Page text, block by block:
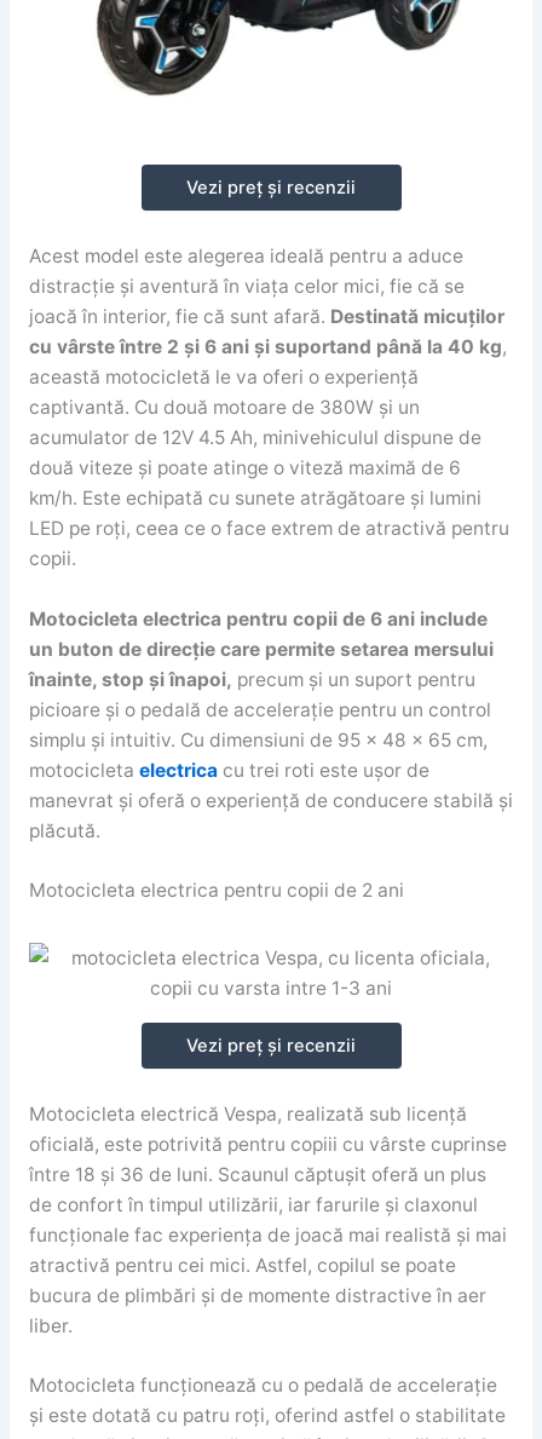
Vezi preț și recenzii
Acest model este alegerea ideală pentru a aduce
distracție și aventură în viața celor mici, fie că se
joacă în interior, fie că sunt afară. Destinată micuților
cu vârste între 2 și 6 ani și suportand până la 40 kg,
această motocicletă le va oferi o experiență
captivantă. Cu două motoare de 380W și un
acumulator de 12V 4.5 Ah, minivehiculul dispune de
două viteze și poate atinge o viteză maximă de 6
km/h. Este echipată cu sunete atrăgătoare și lumini
LED pe roți, ceea ce o face extrem de atractivă pentru
copii.
Motocicleta electrica pentru copii de 6 ani include
un buton de direcție care permite setarea mersului
înainte, stop și înapoi, precum și un suport pentru
picioare și o pedală de accelerație pentru un control
simplu și intuitiv. Cu dimensiuni de 95 x 48 x 65 cm,
motocicleta electricacu trei roti este ușor de
manevrat și oferă o experiență de conducere stabilă și
plăcută.
Motocicleta electrica pentru copii de 2 ani
Vezi preț și recenzii
Motocicleta electrică Vespa, realizată sub licență
oficială, este potrivită pentru copiii cu vârste cuprinse
între 18 și 36 de luni. Scaunul căptușit oferă un plus
de confort în timpul utilizării, iar farurile și claxonul
funcționale fac experiența de joacă mai realistă și mai
atractivă pentru cei mici. Astfel, copilul se poate
bucura de plimbări și de momente distractive în aer
liber.
Motocicleta funcționează cu o pedală de accelerație
și este dotată cu patru roți, oferind astfel o stabilitate